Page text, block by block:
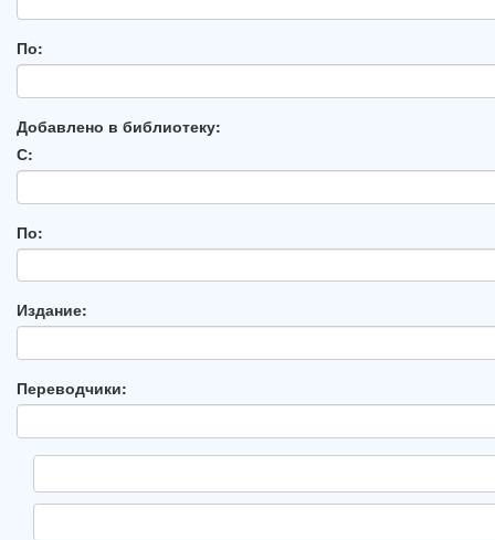
По:
Добавлено в библиотеку:
С:
По:
Издание:
Переводчики: